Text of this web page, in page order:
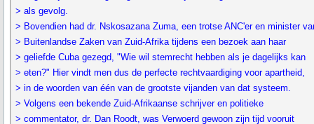
> als gevolg.
> Bovendien had dr. Nskosazana Zuma, een trotse ANC'er en minister
> Buitenlandse Zaken van Zuid-Afrika tijdens een bezoek aan haar
> geliefde Cuba gezegd, "Wie wil stemrecht hebben als je dagelijks kan
> eten?" Hier vindt men dus de perfecte rechtvaardiging voor apartheid,
> in de woorden van één van de grootste vijanden van dat systeem.
> Volgens een bekende Zuid-Afrikaanse schrijver en politieke
> commentator, dr. Dan Roodt, was Verwoerd gewoon zijn tijd vooruit